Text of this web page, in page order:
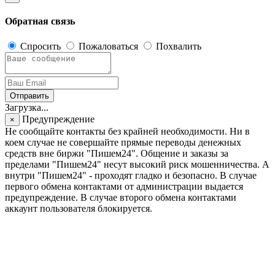
Обратная связь
Спросить Пожаловаться Похвалить
Отправить
Загрузка...
×
Предупреждение
Не сообщайте контакты без крайней необходимости. Ни в
коем случае не совершайте прямые переводы денежных
средств вне биржи "Пишем24". Общение и заказы за
пределами "Пишем24" несут высокий риск мошенничества. А
внутри "Пишем24" - проходят гладко и безопасно. В случае
первого обмена контактами от администрации выдается
предупреждение. В случае второго обмена контактами
аккаунт пользователя блокируется.